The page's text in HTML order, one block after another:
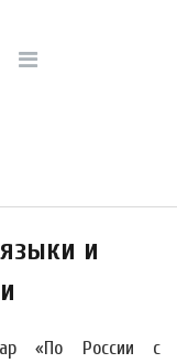
и
«По России с